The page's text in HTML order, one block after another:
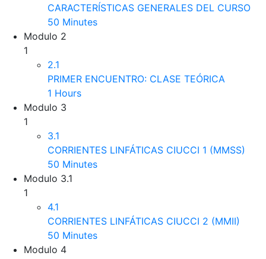
CARACTERÍSTICAS GENERALES DEL CURSO
50 Minutes
Modulo 2
1
2.1
PRIMER ENCUENTRO: CLASE TEÓRICA
1 Hours
Modulo 3
1
3.1
CORRIENTES LINFÁTICAS CIUCCI 1 (MMSS)
50 Minutes
Modulo 3.1
1
4.1
CORRIENTES LINFÁTICAS CIUCCI 2 (MMII)
50 Minutes
Modulo 4